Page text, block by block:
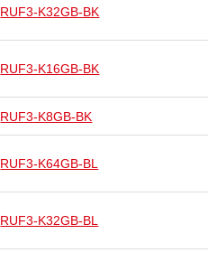
RUF3-K32GB-BK
RUF3-K16GB-BK
RUF3-K8GB-BK
RUF3-K64GB-BL
RUF3-K32GB-BL